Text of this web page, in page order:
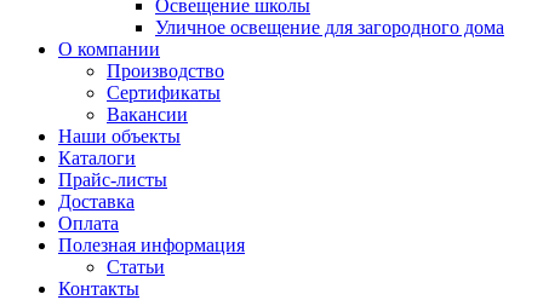
Освещение школы
Уличное освещение для загородного дома
О компании
Производство
Сертификаты
Вакансии
Наши объекты
Каталоги
Прайс-листы
Доставка
Оплата
Полезная информация
Статьи
Контакты